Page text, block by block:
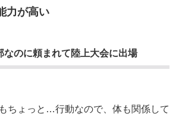
力が高い
なのに頼まれて陸上大会に出場
ちょっと…行動なので、体も関係して